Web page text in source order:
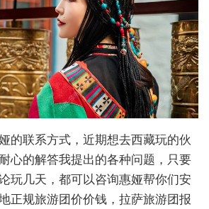
的联系方式，近期想去西藏玩的伙
心的解答我提出的各种问题，只要
玩几天，都可以咨询惠娅帮你们安
正规旅游团价价钱，拉萨旅游团报